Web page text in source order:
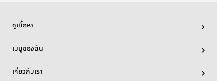
ดูเนื้อหา
เมนูของฉัน
เกี่ยวกับเรา